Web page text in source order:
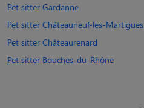
Pet sitter Gardanne
Pet sitter Châteauneuf-les-Martigues
Pet sitter Châteaurenard
Pet sitter Bouches-du-Rhône